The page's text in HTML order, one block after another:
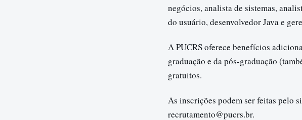
negócios, analista de sistemas,
do usuário, desenvolvedor Java e
A PUCRS oferece benefícios
graduação e da pós-graduação
gratuitos.
As inscrições podem ser feitas pelo
recrutamento@pucrs.br.